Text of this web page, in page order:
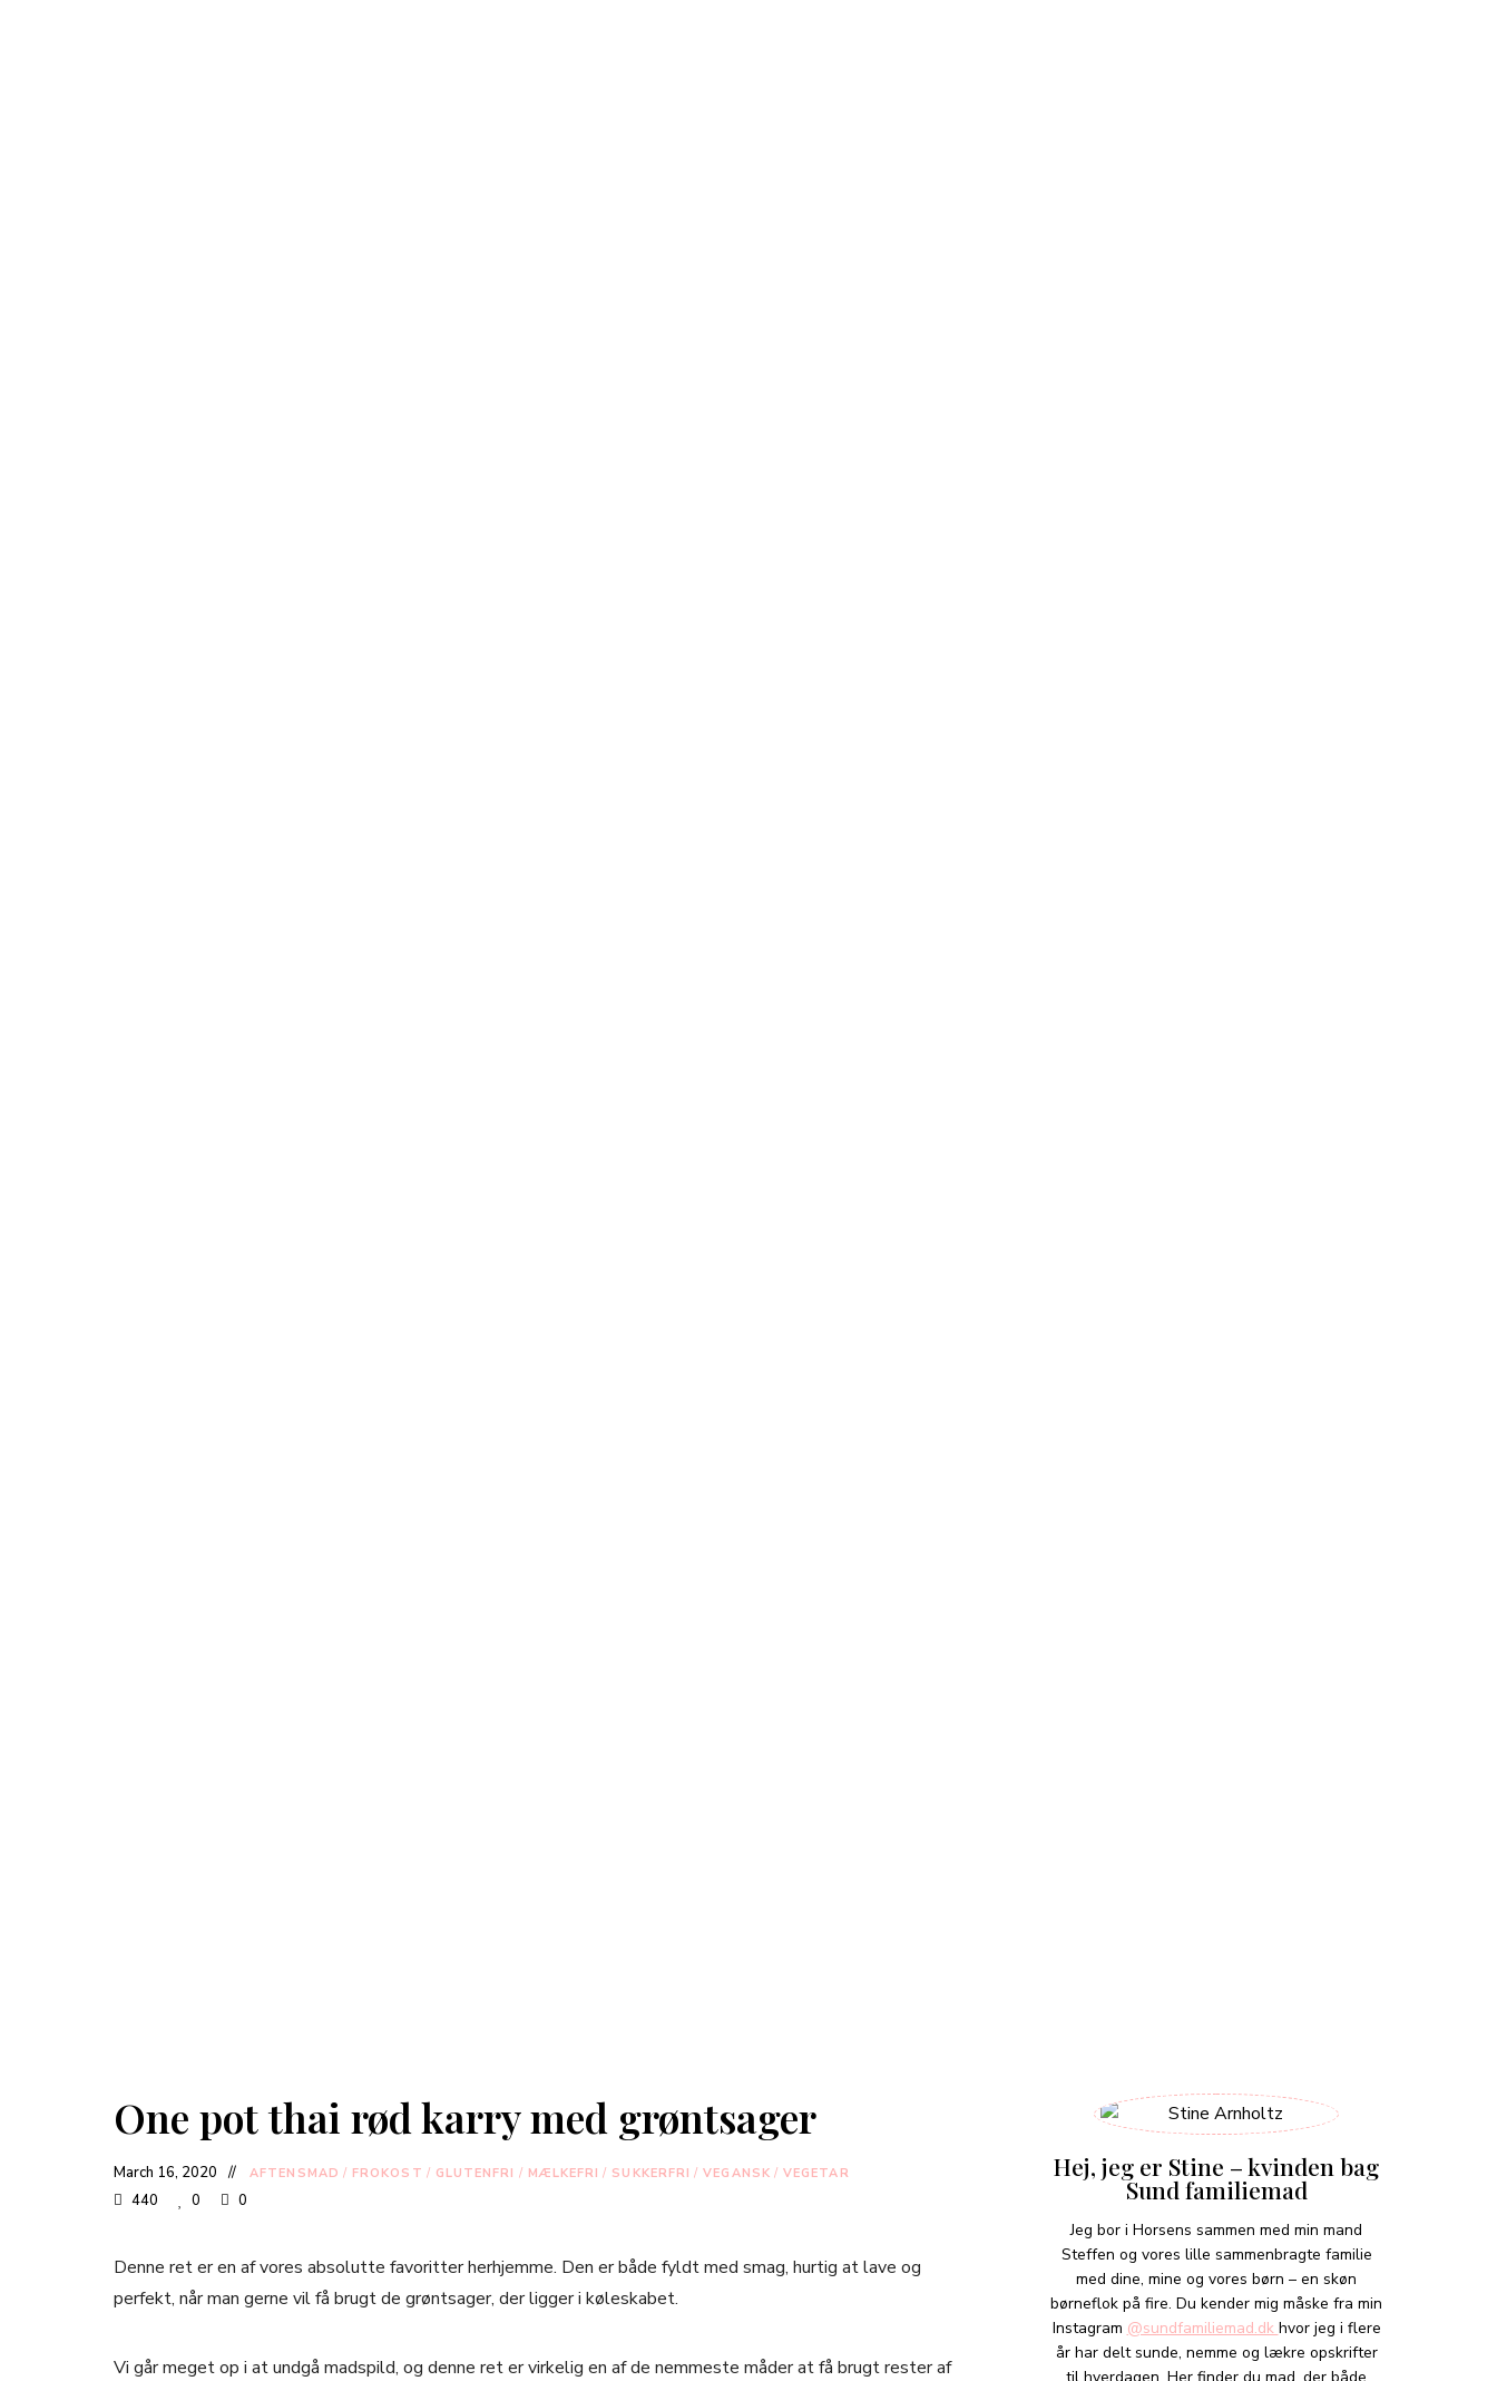
One pot thai rød karry med grøntsager
March 16, 2020 AFTENSMAD / FROKOST / GLUTENFRI / MÆLKEFRI / SUKKERFRI / VEGANSK / VEGETAR
440 0 0
Denne ret er en af vores absolutte favoritter herhjemme. Den er både fyldt med smag, hurtig at lave og
perfekt, når man gerne vil få brugt de grøntsager, der ligger i køleskabet.
Vi går meget op i at undgå madspild, og denne ret er virkelig en af de nemmeste måder at få brugt rester af
Hej, jeg er Stine – kvinden bag
Sund familiemad
Jeg bor i Horsens sammen med min mand
Steffen og vores lille sammenbragte familie
med dine, mine og vores børn – en skøn
børneflok på fire. Du kender mig måske fra min
Instagram @sundfamiliemad.dk hvor jeg i flere
år har delt sunde, nemme og lækre opskrifter